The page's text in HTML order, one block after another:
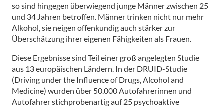
so sind hingegen überwiegend junge Männer zwischen 25
und 34 Jahren betroffen. Männer trinken nicht nur mehr
Alkohol, sie neigen offenkundig auch stärker zur
Überschätzung ihrer eigenen Fähigkeiten als Frauen.
Diese Ergebnisse sind Teil einer groß angelegten Studie
aus 13 europäischen Ländern. In der DRUID-Studie
(Driving under the Influence of Drugs, Alcohol and
Medicine) wurden über 50.000 Autofahrerinnen und
Autofahrer stichprobenartig auf 25 psychoaktive